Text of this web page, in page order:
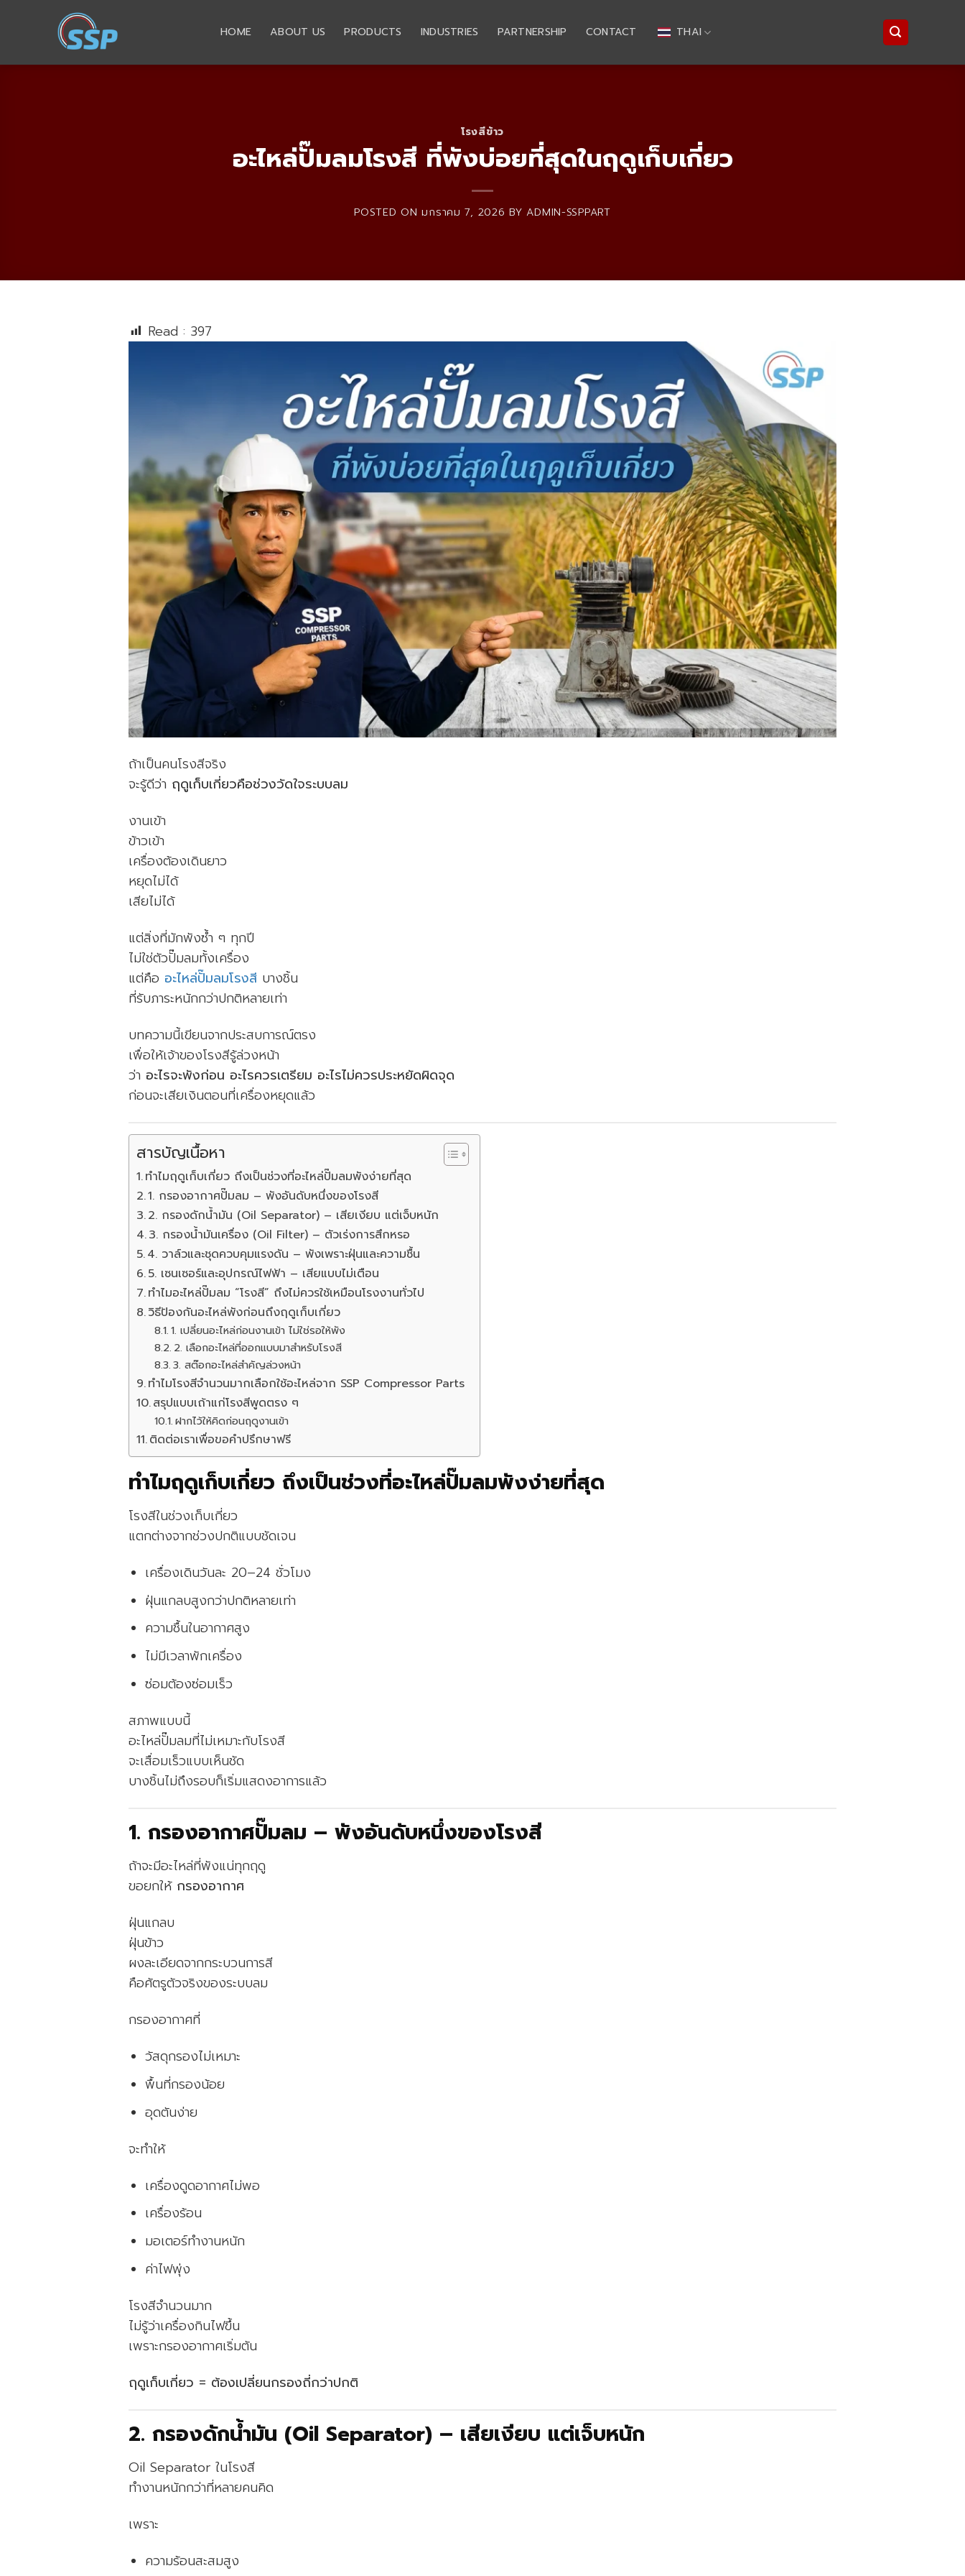
HOME ABOUT US PRODUCTS INDUSTRIES PARTNERSHIP CONTACT THAI
โรงสีข้าว
อะไหล่ปั๊มลมโรงสี ที่พังบ่อยที่สุดในฤดูเก็บเกี่ยว
POSTED ONมกราคม 7, 2026 BYADMIN-SSPPART
Read : 397
ถ้าเป็นคนโรงสีจริง
จะรู้ดีว่า ฤดูเก็บเกี่ยวคือช่วงวัดใจระบบลม
งานเข้า
ข้าวเข้า
เครื่องต้องเดินยาว
หยุดไม่ได้
เสียไม่ได้
แต่สิ่งที่มักพังซ้ำ ๆ ทุกปี
ไม่ใช่ตัวปั๊มลมทั้งเครื่อง
แต่คือ อะไหล่ปั๊มลมโรงสีบางชิ้น
ที่รับภาระหนักกว่าปกติหลายเท่า
บทความนี้เขียนจากประสบการณ์ตรง
เพื่อให้เจ้าของโรงสีรู้ล่วงหน้า
ว่า อะไรจะพังก่อน อะไรควรเตรียม อะไรไม่ควรประหยัดผิดจุด
ก่อนจะเสียเงินตอนที่เครื่องหยุดแล้ว
สารบัญเนื้อหา
ทำไมฤดูเก็บเกี่ยว ถึงเป็นช่วงที่อะไหล่ปั๊มลมพังง่ายที่สุด
1. กรองอากาศปั๊มลม – พังอันดับหนึ่งของโรงสี
2. กรองดักน้ำมัน (Oil Separator) – เสียเงียบ แต่เจ็บหนัก
3. กรองน้ำมันเครื่อง (Oil Filter) – ตัวเร่งการสึกหรอ
4. วาล์วและชุดควบคุมแรงดัน – พังเพราะฝุ่นและความชื้น
5. เซนเซอร์และอุปกรณ์ไฟฟ้า – เสียแบบไม่เตือน
ทำไมอะไหล่ปั๊มลม “โรงสี” ถึงไม่ควรใช้เหมือนโรงงานทั่วไป
วิธีป้องกันอะไหล่พังก่อนถึงฤดูเก็บเกี่ยว
1. เปลี่ยนอะไหล่ก่อนงานเข้า ไม่ใช่รอให้พัง
2. เลือกอะไหล่ที่ออกแบบมาสำหรับโรงสี
3. สต๊อกอะไหล่สำคัญล่วงหน้า
ทำไมโรงสีจำนวนมากเลือกใช้อะไหล่จาก SSP Compressor Parts
สรุปแบบเถ้าแก่โรงสีพูดตรง ๆ
ฝากไว้ให้คิดก่อนฤดูงานเข้า
ติดต่อเราเพื่อขอคำปรึกษาฟรี
ทำไมฤดูเก็บเกี่ยว ถึงเป็นช่วงที่อะไหล่ปั๊มลมพังง่ายที่สุด
โรงสีในช่วงเก็บเกี่ยว
แตกต่างจากช่วงปกติแบบชัดเจน
เครื่องเดินวันละ 20–24 ชั่วโมง
ฝุ่นแกลบสูงกว่าปกติหลายเท่า
ความชื้นในอากาศสูง
ไม่มีเวลาพักเครื่อง
ซ่อมต้องซ่อมเร็ว
สภาพแบบนี้
อะไหล่ปั๊มลมที่ไม่เหมาะกับโรงสี
จะเสื่อมเร็วแบบเห็นชัด
บางชิ้นไม่ถึงรอบก็เริ่มแสดงอาการแล้ว
1. กรองอากาศปั๊มลม – พังอันดับหนึ่งของโรงสี
ถ้าจะมีอะไหล่ที่พังแน่ทุกฤดู
ขอยกให้ กรองอากาศ
ฝุ่นแกลบ
ฝุ่นข้าว
ผงละเอียดจากกระบวนการสี
คือศัตรูตัวจริงของระบบลม
กรองอากาศที่
วัสดุกรองไม่เหมาะ
พื้นที่กรองน้อย
อุดตันง่าย
จะทำให้
เครื่องดูดอากาศไม่พอ
เครื่องร้อน
มอเตอร์ทำงานหนัก
ค่าไฟพุ่ง
โรงสีจำนวนมาก
ไม่รู้ว่าเครื่องกินไฟขึ้น
เพราะกรองอากาศเริ่มตัน
ฤดูเก็บเกี่ยว = ต้องเปลี่ยนกรองถี่กว่าปกติ
2. กรองดักน้ำมัน (Oil Separator) – เสียเงียบ แต่เจ็บหนัก
Oil Separator ในโรงสี
ทำงานหนักกว่าที่หลายคนคิด
เพราะ
ความร้อนสะสมสูง